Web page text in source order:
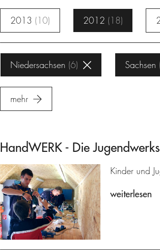
2013 10 2012 18
Niedersachsen 6 Sachsen
mehr
HandWERK - Die
Kinder und
weiterlesen